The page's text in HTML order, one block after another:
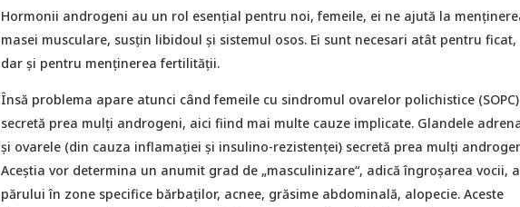
Hormonii androgeni au un rol esențial pentru noi, femeile, ei ne ajută la
masei musculare, susțin libidoul și sistemul osos. Ei sunt necesari atât pentru ficat,
dar și pentru menținerea fertilității.
Însă problema apare atunci când femeile cu sindromul ovarelor polichistice (SOPC)
secretă prea mulți androgeni, aici fiind mai multe cauze implicate. Glandele
și ovarele (din cauza inflamației și insulino-rezistenței) secretă prea mulți
Aceștia vor determina un anumit grad de „masculinizare“, adică îngroșarea vocii,
părului în zone specifice bărbaților, acnee, grăsime abdominală, alopecie. Aceste